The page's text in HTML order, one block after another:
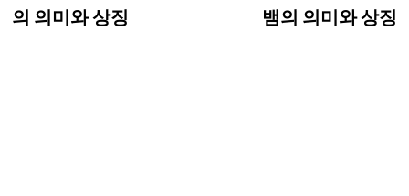
색
의 의미와 상징
뱀의 의미와 상징